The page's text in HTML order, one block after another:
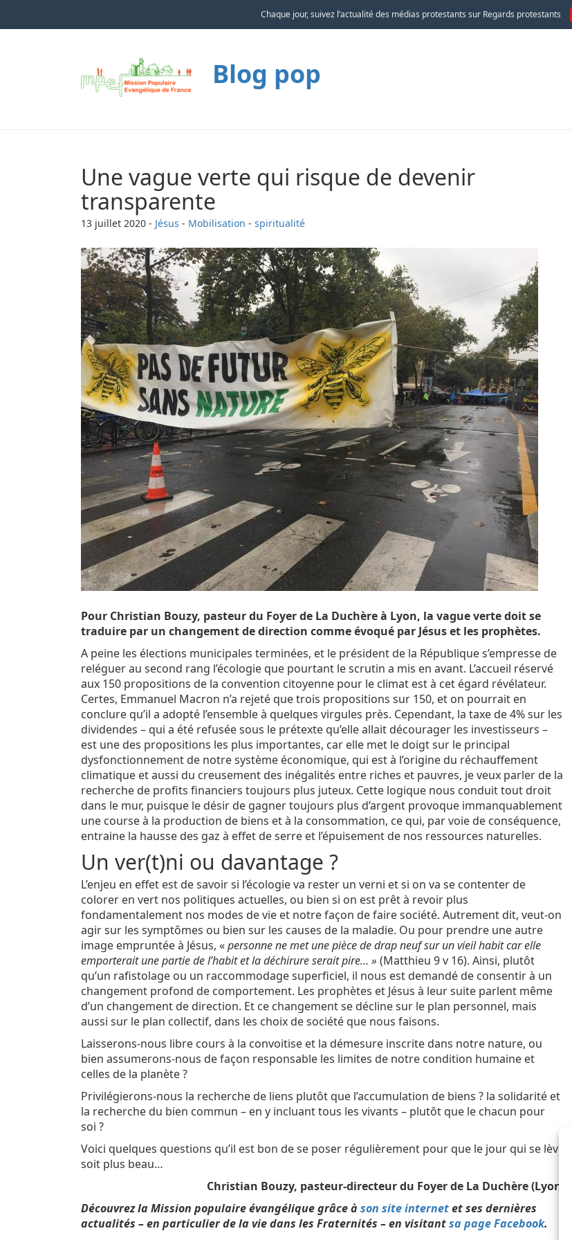
Blog pop
Une vague verte qui risque de devenir
transparente
13 juillet 2020 - Jésus - Mobilisation - spiritualité
Pour Christian Bouzy, pasteur du Foyer de La Duchère à Lyon, la vague verte doit se
traduire par un changement de direction comme évoqué par Jésus et les prophètes.
A peine les élections municipales terminées, et le président de la République s’empresse de
reléguer au second rang l’écologie que pourtant le scrutin a mis en avant. L’accueil réservé
aux 150 propositions de la convention citoyenne pour le climat est à cet égard révélateur.
Certes, Emmanuel Macron n’a rejeté que trois propositions sur 150, et on pourrait en
conclure qu’il a adopté l’ensemble à quelques virgules près. Cependant, la taxe de 4% sur les
dividendes – qui a été refusée sous le prétexte qu’elle allait décourager les investisseurs –
est une des propositions les plus importantes, car elle met le doigt sur le principal
dysfonctionnement de notre système économique, qui est à l’origine du réchauffement
climatique et aussi du creusement des inégalités entre riches et pauvres, je veux parler de la
recherche de profits financiers toujours plus juteux. Cette logique nous conduit tout droit
dans le mur, puisque le désir de gagner toujours plus d’argent provoque immanquablement
une course à la production de biens et à la consommation, ce qui, par voie de conséquence,
entraine la hausse des gaz à effet de serre et l’épuisement de nos ressources naturelles.
Un ver(t)ni ou davantage ?
L’enjeu en effet est de savoir si l’écologie va rester un verni et si on va se contenter de
colorer en vert nos politiques actuelles, ou bien si on est prêt à revoir plus
fondamentalement nos modes de vie et notre façon de faire société. Autrement dit, veut-on
agir sur les symptômes ou bien sur les causes de la maladie. Ou pour prendre une autre
image empruntée à Jésus, «personne ne met une pièce de drap neuf sur un vieil habit car elle
emporterait une partie de l’habit et la déchirure serait pire… » (Matthieu 9 v 16). Ainsi, plutôt
qu’un rafistolage ou un raccommodage superficiel, il nous est demandé de consentir à un
changement profond de comportement. Les prophètes et Jésus à leur suite parlent même
d’un changement de direction. Et ce changement se décline sur le plan personnel, mais
aussi sur le plan collectif, dans les choix de société que nous faisons.
Laisserons-nous libre cours à la convoitise et la démesure inscrite dans notre nature, ou
bien assumerons-nous de façon responsable les limites de notre condition humaine et
celles de la planète ?
Privilégierons-nous la recherche de liens plutôt que l’accumulation de biens ? la solidarité et
la recherche du bien commun – en y incluant tous les vivants – plutôt que le chacun pour
soi ?
Voici quelques questions qu’il est bon de se poser régulièrement pour que le jour qui se lève
soit plus beau…
Christian Bouzy, pasteur-directeur du Foyer de La Duchère (Lyon)
Découvrez la Mission populaire évangélique grâce àson site internetet ses dernières
actualités – en particulier de la vie dans les Fraternités – en visitantsa page Facebook.
Chaque jour, suivez l’actualité des médias protestants sur Regards protestants